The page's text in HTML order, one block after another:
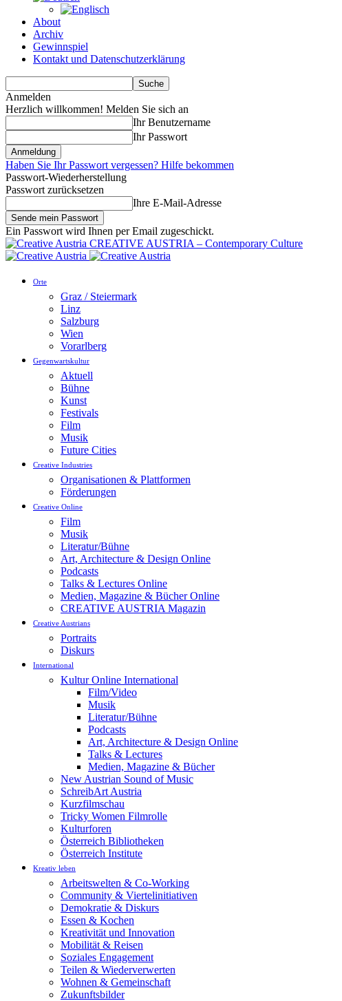
About
Archiv
Gewinnspiel
Kontakt und Datenschutzerklärung
Anmelden
Herzlich willkommen! Melden Sie sich an
Ihr Benutzername
Ihr Passwort
Haben Sie Ihr Passwort vergessen? Hilfe bekommen
Passwort-Wiederherstellung
Passwort zurücksetzen
Ihre E-Mail-Adresse
Ein Passwort wird Ihnen per Email zugeschickt.
CREATIVE AUSTRIA – Contemporary Culture
Orte
Graz / Steiermark
Linz
Salzburg
Wien
Vorarlberg
Gegenwartskultur
Aktuell
Bühne
Kunst
Festivals
Film
Musik
Future Cities
Creative Industries
Organisationen & Plattformen
Förderungen
Creative Online
Film
Musik
Literatur/Bühne
Art, Architecture & Design Online
Podcasts
Talks & Lectures Online
Medien, Magazine & Bücher Online
CREATIVE AUSTRIA Magazin
Creative Austrians
Portraits
Diskurs
International
Kultur Online International
Film/Video
Musik
Literatur/Bühne
Podcasts
Art, Architecture & Design Online
Talks & Lectures
Medien, Magazine & Bücher
New Austrian Sound of Music
SchreibArt Austria
Kurzfilmschau
Tricky Women Filmrolle
Kulturforen
Österreich Bibliotheken
Österreich Institute
Kreativ leben
Arbeitswelten & Co-Working
Community & Viertelinitiativen
Demokratie & Diskurs
Essen & Kochen
Kreativität und Innovation
Mobilität & Reisen
Soziales Engagement
Teilen & Wiederverwerten
Wohnen & Gemeinschaft
Zukunftsbilder